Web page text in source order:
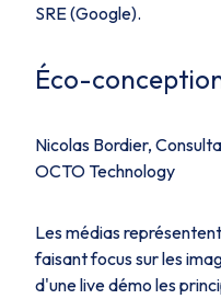
SRE (Google).
Éco-
Nicolas Bordier,
OCTO Technology
Les médias
faisant focus sur les
d'une live démo les